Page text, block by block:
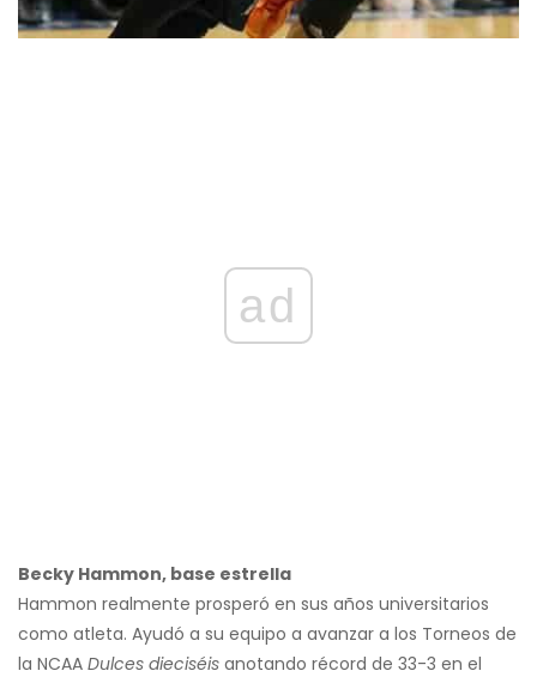
ad
Becky Hammon, base estrella
Hammon realmente prosperó en sus años universitarios
como atleta. Ayudó a su equipo a avanzar a los Torneos de
la NCAA Dulces dieciséis anotando récord de 33-3 en el